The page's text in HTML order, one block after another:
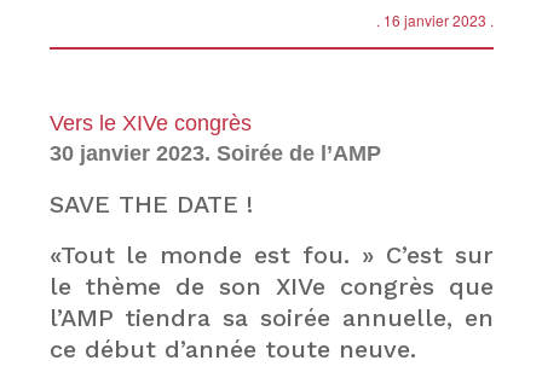
. 16 janvier 2023 .
Vers le XIVe congrès
30 janvier 2023. Soirée de l’AMP
SAVE THE DATE !
«Tout le monde est fou. » C’est sur
le thème de son XIVe congrès que
l’AMP tiendra sa soirée annuelle, en
ce début d’année toute neuve.